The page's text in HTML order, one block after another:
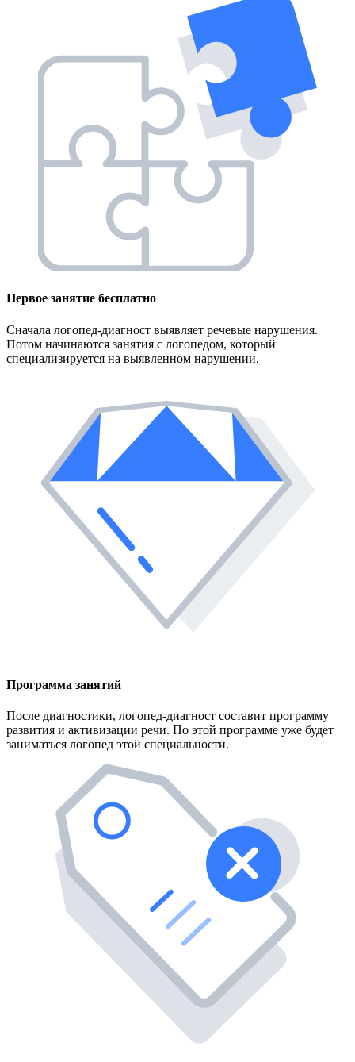
Первое занятие бесплатно
Сначала логопед-диагност выявляет речевые нарушения.
Потом начинаются занятия с логопедом, который
специализируется на выявленном нарушении.
Программа занятий
После диагностики, логопед-диагност составит программу
развития и активизации речи. По этой программе уже будет
заниматься логопед этой специальности.